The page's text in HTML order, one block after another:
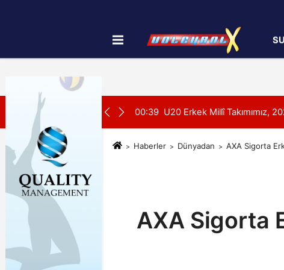
İletişim Çerez Politikası
SON DAKİKA:
U20 Erkekler Avrupa Şampiyonası İlk Tur Elemeleri Hazırlıklarına
00:38 FIVB Plaj Voleybolu
Haberler Dünyadan AXA Sigorta
AXA Sigorta